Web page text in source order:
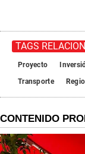
TAGS
Proyecto
Transporte